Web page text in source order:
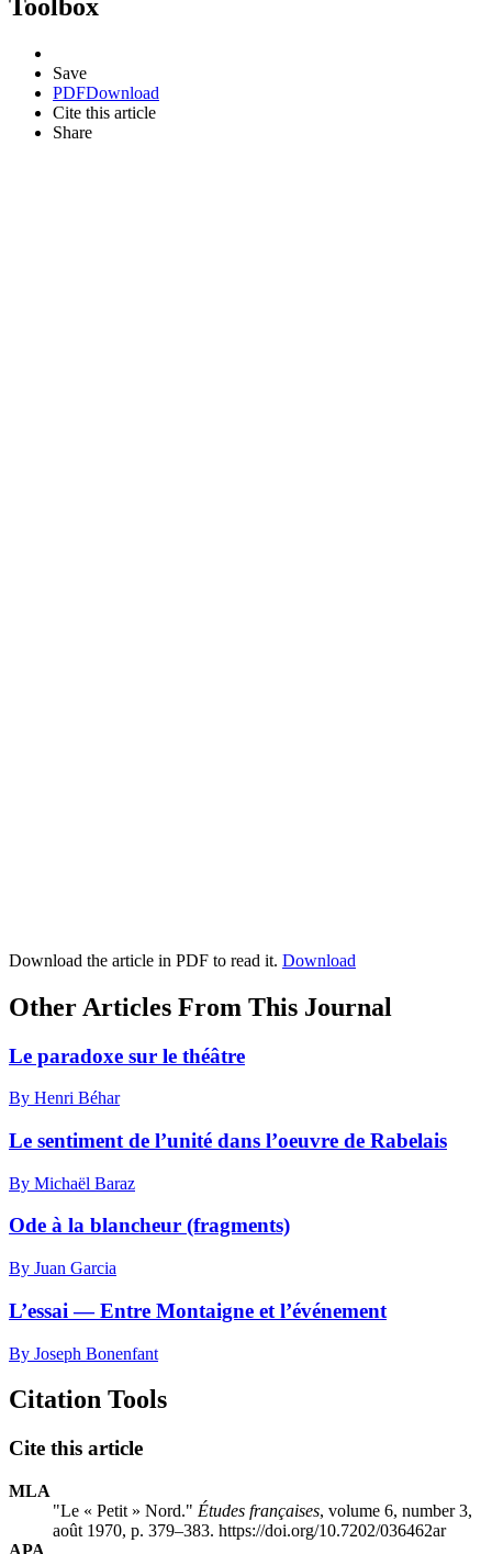
Toolbox
Save
PDFDownload
Cite this article
Share
Download the article in PDF to read it. Download
Other Articles From This Journal
Le paradoxe sur le théâtre
By Henri Béhar
Le sentiment de l’unité dans l’oeuvre de Rabelais
By Michaël Baraz
Ode à la blancheur (fragments)
By Juan Garcia
L’essai — Entre Montaigne et l’événement
By Joseph Bonenfant
Citation Tools
Cite this article
MLA
"Le « Petit » Nord." Études françaises, volume 6, number 3,
août 1970, p. 379–383. https://doi.org/10.7202/036462ar